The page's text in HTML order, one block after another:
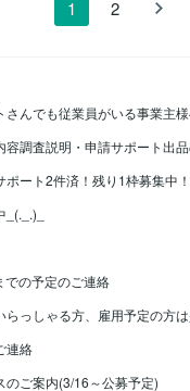
1 2
さんでも従業員がいる事業主
容調査説明・申請サポート出
ート2件済！残り1枠募集中！
の予定のご連絡
らっしゃる方、雇用予定の方
連絡
のご案内(3/16～公募予定)